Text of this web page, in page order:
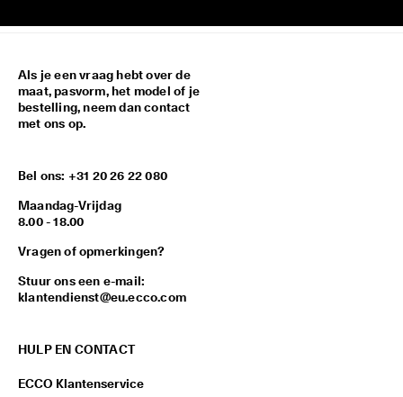
Als je een vraag hebt over de
maat, pasvorm, het model of je
bestelling, neem dan contact
met ons op.
Bel ons: +31 20 26 22 080
Maandag-Vrijdag
8.00 - 18.00
Vragen of opmerkingen?
Stuur ons een e-mail:
klantendienst@eu.ecco.com
HULP EN CONTACT
ECCO Klantenservice